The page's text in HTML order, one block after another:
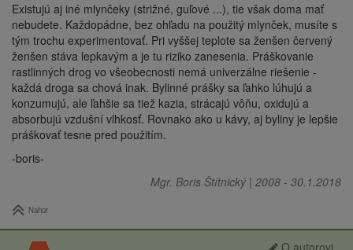
Existujú aj iné mlynčeky (strižné, guľové ...), tie však doma mať
nebudete. Každopádne, bez ohľadu na použitý mlynček, musíte s
tým trochu experimentovať. Pri vyššej teplote sa ženšen červený
ženšen stáva lepkavým a je tu riziko zanesenia. Práškovanie
rastlinných drog vo všeobecnosti nemá univerzálne riešenie -
každá droga sa chová inak. Bylinné prášky sa ľahko lúhujú a
konzumujú, ale ľahšie sa tiež kazia, strácajú vôňu, oxidujú a
absorbujú vzdušní vlhkosť. Rovnako ako u kávy, aj byliny je lepšie
práškovať tesne pred použitím.
-boris-
Mgr. Boris Štítnický | 2008 - 30.1.2018
Nahor
O autorovi